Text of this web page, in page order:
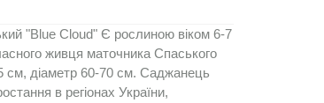
"Blue Cloud" Є рослиною віком 6-7
живця маточника Спаського
см, діаметр 60-70 см. Саджанець
в регіонах України,